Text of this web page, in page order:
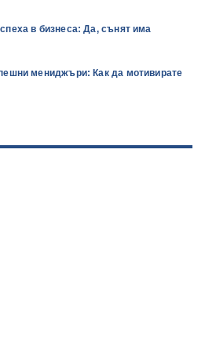
в бизнеса: Да, сънят има
мениджъри: Как да мотивирате